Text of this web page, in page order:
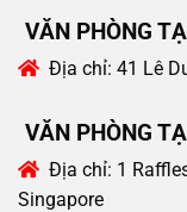
VĂN PHÒNG
Địa chỉ: 41 Lê
VĂN PHÒNG
Địa chỉ: 1
Singapore